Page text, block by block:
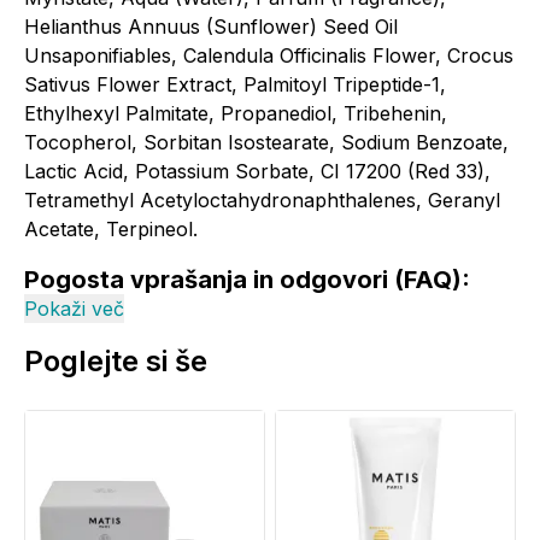
Helianthus Annuus (Sunflower) Seed Oil
Unsaponifiables, Calendula Officinalis Flower, Crocus
Sativus Flower Extract, Palmitoyl Tripeptide-1,
Ethylhexyl Palmitate, Propanediol, Tribehenin,
Tocopherol, Sorbitan Isostearate, Sodium Benzoate,
Lactic Acid, Potassium Sorbate, CI 17200 (Red 33),
Tetramethyl Acetyloctahydronaphthalenes, Geranyl
Acetate, Terpineol.
Pogosta vprašanja in odgovori (FAQ):
Mask namenjena?
občutke nelagodja in zategovanja ter pomaga
zmanjšati vidnost rdečice.
Pokaži več
Poglejte si še